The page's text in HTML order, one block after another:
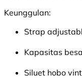
Keunggulan:
Strap
Kapasitas
Siluet hobo